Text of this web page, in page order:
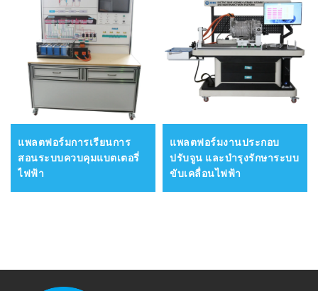
แพลตฟอร์มการเรียนการ
สอนระบบควบคุมแบตเตอรี่
ไฟฟ้า
แพลตฟอร์มงานประกอบ
ปรับจูน และบำรุงรักษาระบบ
ขับเคลื่อนไฟฟ้า